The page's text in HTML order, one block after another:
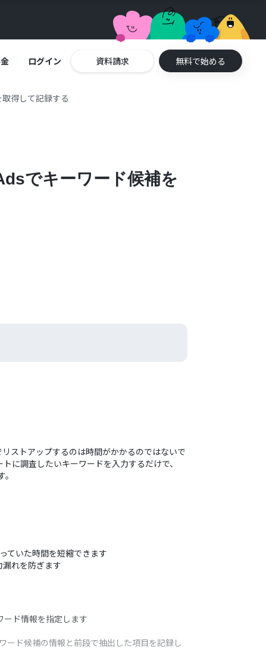
ログイン 資料請求 無料で始める
得して記録する
でキーワード候補を
ストアップするのは時間がかかるのではないで
に調査したいキーワードを入力するだけで、
ていた時間を短縮できます
れを防ぎます
ド情報を指定します
ド候補の情報と前段で抽出した項目を記録し